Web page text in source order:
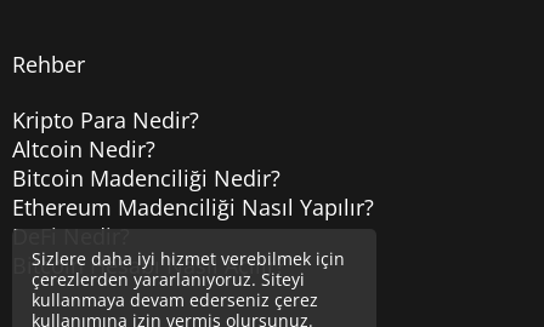
Rehber
Kripto Para Nedir?
Altcoin Nedir?
Bitcoin Madenciliği Nedir?
Ethereum Madenciliği Nasıl Yapılır?
DeFi Nedir?
Bitcoin Hesabı Nasıl Açılır?
Sizlere daha iyi hizmet verebilmek için
çerezlerden yararlanıyoruz. Siteyi
kullanmaya devam ederseniz çerez
kullanımına izin vermiş olursunuz.